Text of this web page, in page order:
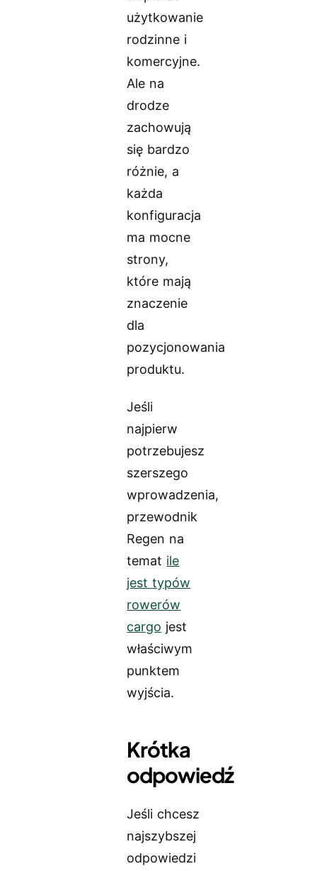
użytkowanie
rodzinne i
komercyjne.
Ale na
drodze
zachowują
się bardzo
różnie, a
każda
konfiguracja
ma mocne
strony,
które mają
znaczenie
dla
pozycjonowania
produktu.
Jeśli
najpierw
potrzebujesz
szerszego
wprowadzenia,
przewodnik
Regen na
temat ile
jest typów
rowerów
cargo jest
właściwym
punktem
wyjścia.
Krótka
odpowiedź
Jeśli chcesz
najszybszej
odpowiedzi